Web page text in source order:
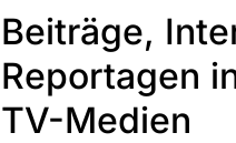
Beiträge,
Reportagen
TV-Medien